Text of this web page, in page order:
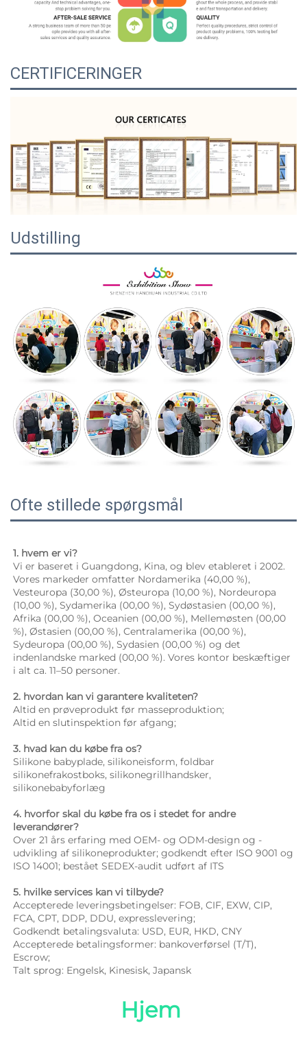
CERTIFICERINGER
Udstilling
Ofte stillede spørgsmål
1. hvem er vi?
Vi er baseret i Guangdong, Kina, og blev etableret i 2002.
Vores markeder omfatter Nordamerika (40,00 %),
Vesteuropa (30,00 %), Østeuropa (10,00 %), Nordeuropa
(10,00 %), Sydamerika (00,00 %), Sydøstasien (00,00 %),
Afrika (00,00 %), Oceanien (00,00 %), Mellemøsten (00,00
%), Østasien (00,00 %), Centralamerika (00,00 %),
Sydeuropa (00,00 %), Sydasien (00,00 %) og det
indenlandske marked (00,00 %). Vores kontor beskæftiger
i alt ca. 11–50 personer.
2. hvordan kan vi garantere kvaliteten?
Altid en prøveprodukt før masseproduktion;
Altid en slutinspektion før afgang;
3. hvad kan du købe fra os?
Silikone babyplade, silikoneisform, foldbar
silikonefrakostboks, silikonegrillhandsker,
silikonebabyforlæg
4. hvorfor skal du købe fra os i stedet for andre
leverandører?
Over 21 års erfaring med OEM- og ODM-design og -
udvikling af silikoneprodukter; godkendt efter ISO 9001 og
ISO 14001; bestået SEDEX-audit udført af ITS
5. hvilke services kan vi tilbyde?
Accepterede leveringsbetingelser: FOB, CIF, EXW, CIP,
FCA, CPT, DDP, DDU, expresslevering;
Godkendt betalingsvaluta: USD, EUR, HKD, CNY
Accepterede betalingsformer: bankoverførsel (T/T),
Escrow;
Talt sprog: Engelsk, Kinesisk, Japansk
Hjem